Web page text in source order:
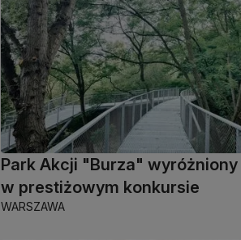
Park Akcji "Burza" wyróżniony
w prestiżowym konkursie
WARSZAWA